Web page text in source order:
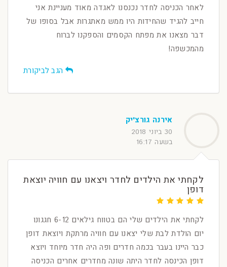
לאחר הכניסה לחדר נכנסנו לאגדה מאוד מעניינת אני
חייב להגיד שהחידות היו ממש מאתגרות אבל בסופו של
דבר מצאנו את מפתח הקסמים והספקנו לברוח
מהמכשפה!
הגב לביקורת
אירנה גורצ'יק
30 ביוני 2018
בשעה 16:17
לקחתי את הילדים לחדר ויצאנו עם חוויה יוצאת
דופן
לקחתי את הילדים שלי הם בטווח גילאים 6-12 חגגונו
יום הולדת לבת שלי יצאנו עם חוויה מרתקת ויוצאת דופן
כבר היינו בעבר בכמה חדרים ופה היה חדר מיוחד ויוצא
דופן הכינסה לחדר היתה שונה מחדרים אחרים הכניסה